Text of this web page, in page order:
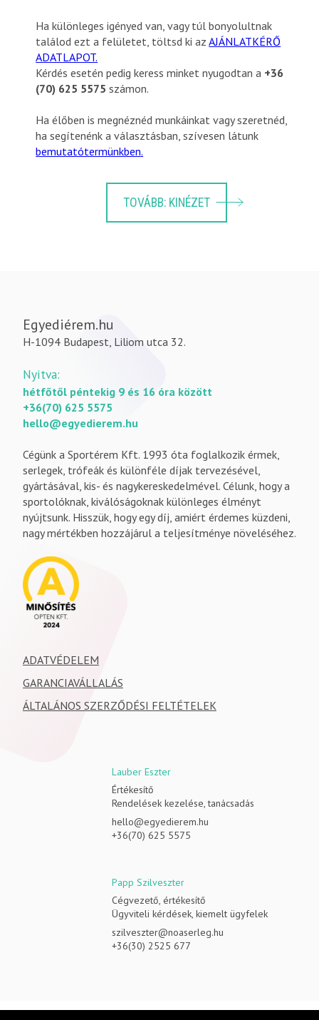
Ha különleges igényed van, vagy túl bonyolultnak
találod ezt a felületet, töltsd ki azAJÁNLATKÉRŐ
ADATLAPOT.
Kérdés esetén pedig keress minket nyugodtan a +36
(70) 625 5575 számon.
Ha élőben is megnéznéd munkáinkat vagy szeretnéd,
ha segítenénk a választásban, szívesen látunk
bemutatótermünkben.
TOVÁBB: KINÉZET
Egyediérem.hu
H-1094 Budapest, Liliom utca 32.
Nyitva:
hétfőtől péntekig 9 és 16 óra között
+36(70) 625 5575
hello@egyedierem.hu
Cégünk a Sportérem Kft. 1993 óta foglalkozik érmek,
serlegek, trófeák és különféle díjak tervezésével,
gyártásával, kis- és nagykereskedelmével. Célunk, hogy a
sportolóknak, kiválóságoknak különleges élményt
nyújtsunk. Hisszük, hogy egy díj, amiért érdemes küzdeni,
nagy mértékben hozzájárul a teljesítménye növeléséhez.
ADATVÉDELEM
GARANCIAVÁLLALÁS
ÁLTALÁNOS SZERZŐDÉSI FELTÉTELEK
Lauber Eszter
Értékesítő
Rendelések kezelése, tanácsadás
hello@egyedierem.hu
+36(70) 625 5575
Papp Szilveszter
Cégvezető, értékesítő
Ügyviteli kérdések, kiemelt ügyfelek
szilveszter@noaserleg.hu
+36(30) 2525 677